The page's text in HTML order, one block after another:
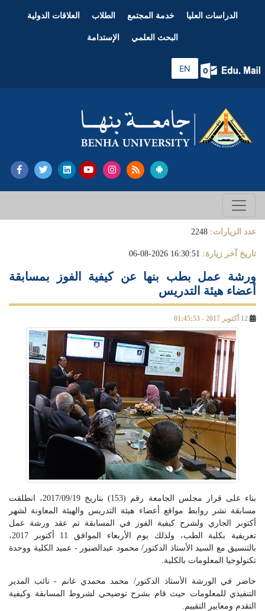
الدراسات العليا خدمة المجتمع الطلاب العلاقات الدولية
البحث العلمي الإستدامة
EN
عدد الزيارات: 2248
تاريخ آخر زيارة: 16:30:51 2026-08-06
ورشة عمل بطب بنها عن كيفية الفوز بمسابقة
أعضاء هيئة التدريس
بناء على قرار مجلس الجامعة رقم (153) بتاريخ 2017/09/19، انطلقت
مسابقة نشر روابط مواقع أعضاء هيئة التدريس والهيئة المعاونة لشهر
أكتوبر الجاري ولشرح كيفية الفوز في المسابقة تم عقد ورشة عمل
تعريفية بكلية الطب، ولذلك يوم الأربعاء الموافق 11 أكتوبر 2017،
بالتنسيق مع السيد الأستاذ الدكتور/ محمود عبدالصبور - عميد الكلية ووحدة
تكنولوجيا المعلومات بالكلية.
حاضر في الورشة الأستاذ الدكتور/ محمد محمدي غانم - نائب المدير
التنفيذي للمعلومات حيث قام بشرح توضيحي لشروط المسابقة وكيفية
التقدم ومعايير التقييم.